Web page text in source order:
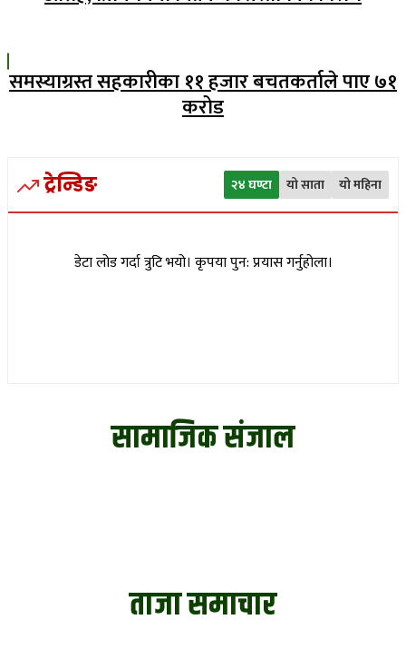
समस्याग्रस्त सहकारीका ११ हजार बचतकर्ताले पाए ७१
करोड
ट्रेन्डिङ २४ घण्टा यो साता यो महिना
डेटा लोड गर्दा त्रुटि भयो। कृपया पुन: प्रयास गर्नुहोला।
सामाजिक संजाल
ताजा समाचार